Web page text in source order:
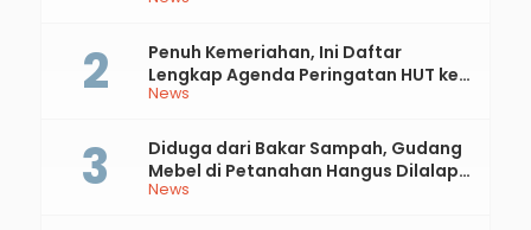
News
Penuh Kemeriahan, Ini Daftar
Lengkap Agenda Peringatan HUT ke-
81 RI dan Hari Jadi ke-397 Kabupaten
News
Diduga dari Bakar Sampah, Gudang
Mebel di Petanahan Hangus Dilalap
Api